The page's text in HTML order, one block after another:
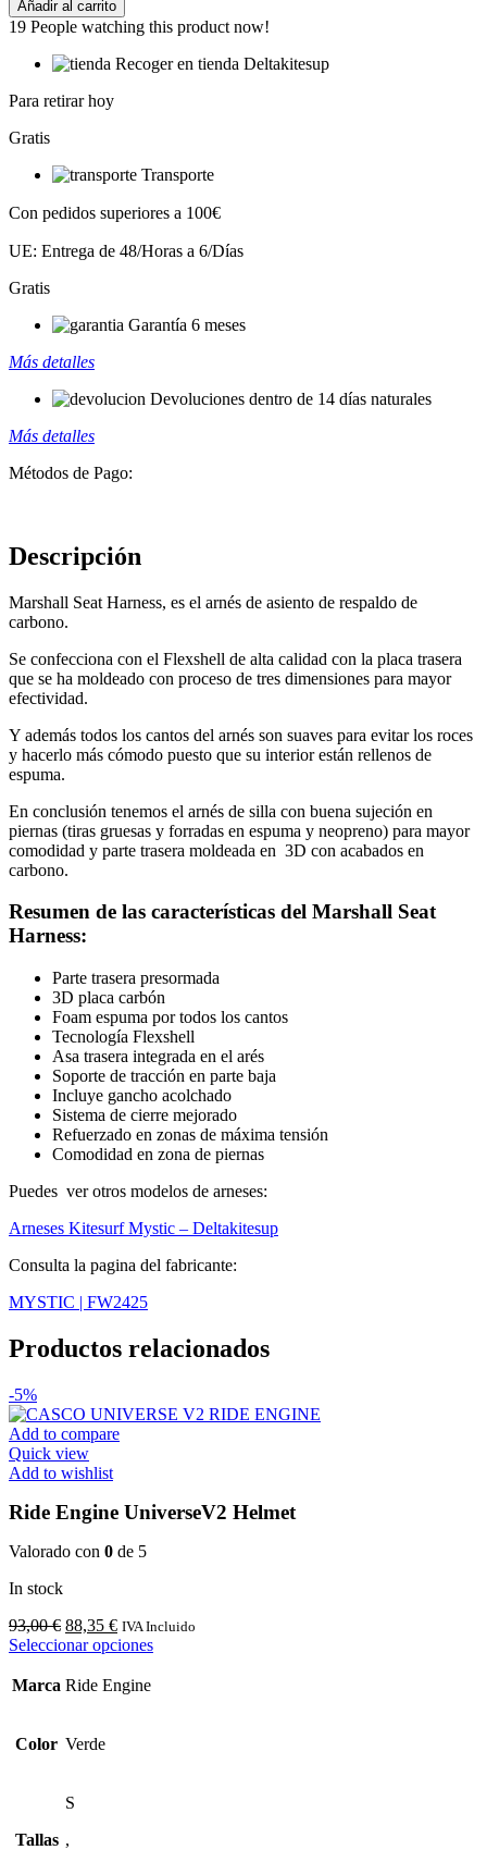
Harness
cantidad
Añadir al carrito
19 People watching this product now!
Recoger en tienda Deltakitesup
Para retirar hoy
Gratis
Transporte
Con pedidos superiores a 100€
UE: Entrega de 48/Horas a 6/Días
Gratis
Garantía 6 meses
Más detalles
Devoluciones dentro de 14 días naturales
Más detalles
Métodos de Pago:
Descripción
Marshall Seat Harness, es el arnés de asiento de respaldo de
carbono.
Se confecciona con el Flexshell de alta calidad con la placa trasera
que se ha moldeado con proceso de tres dimensiones para mayor
efectividad.
Y además todos los cantos del arnés son suaves para evitar los roces
y hacerlo más cómodo puesto que su interior están rellenos de
espuma.
En conclusión tenemos el arnés de silla con buena sujeción en
piernas (tiras gruesas y forradas en espuma y neopreno) para mayor
comodidad y parte trasera moldeada en 3D con acabados en
carbono.
Resumen de las características del Marshall Seat
Harness:
Parte trasera presormada
3D placa carbón
Foam espuma por todos los cantos
Tecnología Flexshell
Asa trasera integrada en el arés
Soporte de tracción en parte baja
Incluye gancho acolchado
Sistema de cierre mejorado
Refuerzado en zonas de máxima tensión
Comodidad en zona de piernas
Puedes ver otros modelos de arneses:
Arneses Kitesurf Mystic – Deltakitesup
Consulta la pagina del fabricante:
MYSTIC | FW2425
Productos relacionados
-5%
Add to compare
Quick view
Add to wishlist
Ride Engine UniverseV2 Helmet
Valorado con 0 de 5
In stock
93,00€ El
precio
era:
88,35 €El
precio
es:
IVA Incluido
Seleccionar opcionesEste
Marca Ride Engine
Color Verde
Tallas
S
,